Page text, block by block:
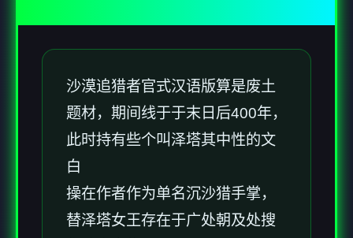
沙漠追猎者官式汉语版算是废土
题材，期间线于于末日后400年，
此时持有些个叫泽塔其中性的文
白
操在作者作为单名沉沙猎手掌，
替泽塔女王存在于广处朝及处搜